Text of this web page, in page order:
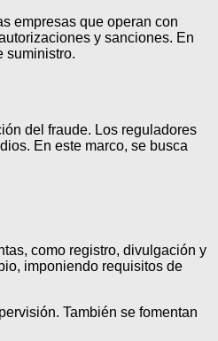
empresas que operan con
y sanciones. En
suministro.
del fraude. Los reguladores
En este marco, se busca
como registro, divulgación y
imponiendo requisitos de
También se fomentan